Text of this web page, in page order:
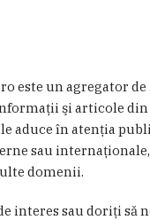
este un agregator
şi articole din
aduce în atenţia
sau
domenii.
interes sau doriţi să